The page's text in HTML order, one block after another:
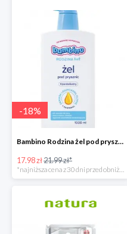
-18%
Bambino Rodzina żel pod prysznic 1000 ml
17.98 zł21.99 zł*